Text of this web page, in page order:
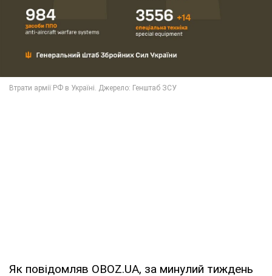
Як повідомляв OBOZ.UA, за минулий тиждень